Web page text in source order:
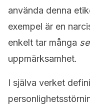
använda denna
exempel är en
enkelt tar många
uppmärksamhet.
I själva verket